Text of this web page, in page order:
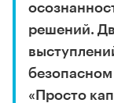
решений.
«Просто